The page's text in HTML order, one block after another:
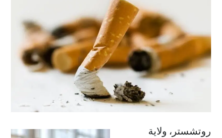
روتشستر، ولاية